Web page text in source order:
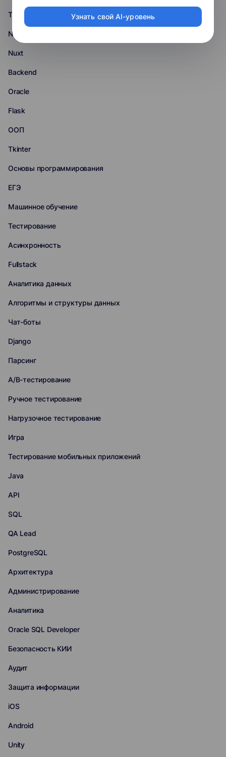
Three.js
Node.js
Nuxt
Backend
Oracle
Flask
ООП
Tkinter
Основы программирования
ЕГЭ
Машинное обучение
Тестирование
Асинхронность
Fullstack
Аналитика данных
Алгоритмы и структуры данных
Чат-боты
Django
Парсинг
A/B-тестирование
Ручное тестирование
Нагрузочное тестирование
Игра
Тестирование мобильных приложений
Java
API
SQL
QA Lead
PostgreSQL
Архитектура
Администрирование
Аналитика
Oracle SQL Developer
Безопасность КИИ
Аудит
Защита информации
iOS
Android
Unity
Узнать свой AI-уровень